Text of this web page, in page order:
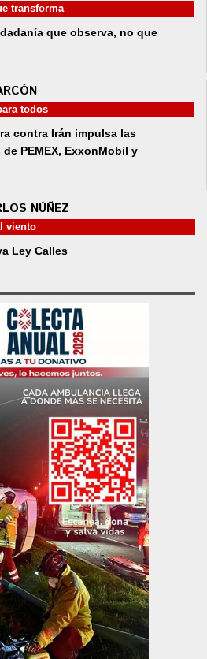
transforma
que observa, no que
todos
contra Irán impulsa las
PEMEX, ExxonMobil y
NÚÑEZ
viento
Ley Calles